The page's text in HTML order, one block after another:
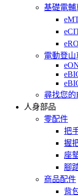
基礎電輔
電動登山
尋找您的
人身部品
零配件
把
握
座
腳
商品配件
背